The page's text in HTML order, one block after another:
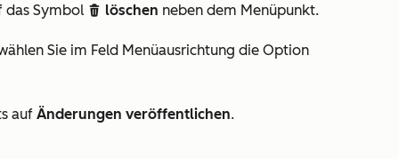
das Symbol delete löschen neben dem Menüpunkt.
Sie im Feld Menüausrichtung die Option
auf Änderungen veröffentlichen.